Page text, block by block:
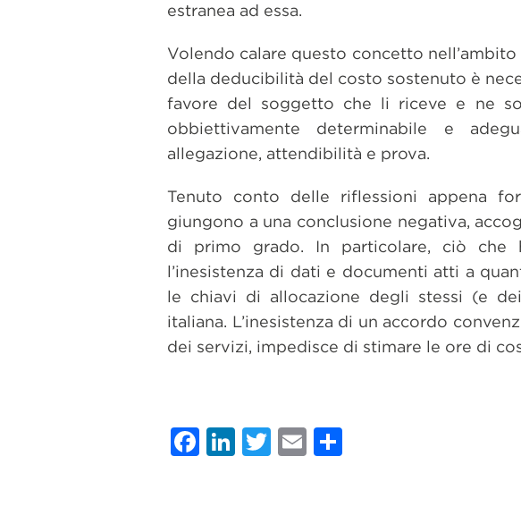
estranea ad essa.
Volendo calare questo concetto
della deducibilità del costo sostenuto è
favore del soggetto che li riceve e ne
obbiettivamente determinabile e
allegazione, attendibilità e prova.
Tenuto conto delle riflessioni appena
giungono a una conclusione negativa,
di primo grado. In particolare, ciò che
l’inesistenza di dati e documenti atti a
le chiavi di allocazione degli stessi (e
italiana. L’inesistenza di un accordo
dei servizi, impedisce di stimare le ore di
Facebook
LinkedIn
Twitter
Email